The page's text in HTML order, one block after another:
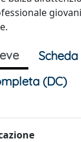
(DC)